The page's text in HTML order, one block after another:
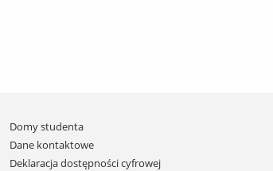
Domy studenta
Dane kontaktowe
Deklaracja dostępności cyfrowej